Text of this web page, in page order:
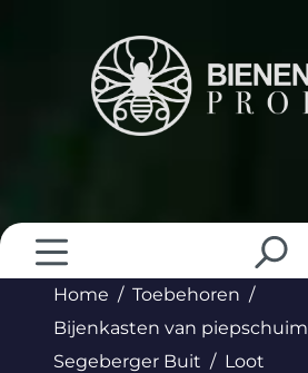
Home
Toebehoren
Bijenkasten van piepschuim
Segeberger Buit
Loot